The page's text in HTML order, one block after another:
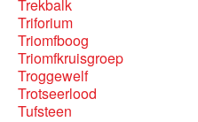
Trekbalk
Triforium
Triomfboog
Triomfkruisgroep
Troggewelf
Trotseerlood
Tufsteen